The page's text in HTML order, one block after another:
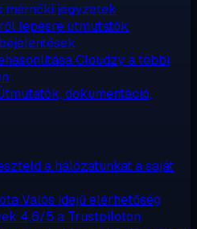
mérnöki jegyzetek
lépésre útmutatók
Cloudzy a többi
dokumentáció,
a hálózatunkat a saját
Valós idejű elérhetőség
4,6/5 a Trustpiloton